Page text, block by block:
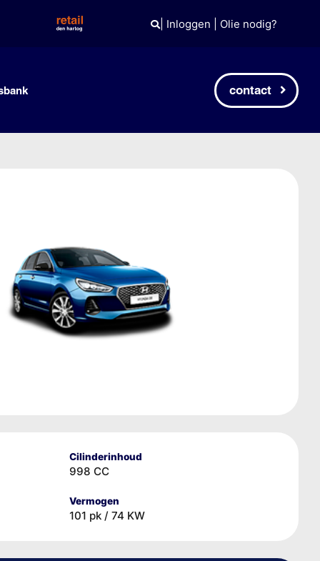
| Inloggen Olie nodig?
contact
Cilinderinhoud
998 CC
Vermogen
101 pk / 74 KW